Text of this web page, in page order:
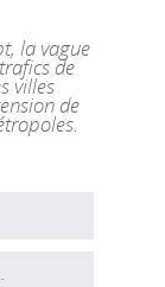
la vague
de
villes
de